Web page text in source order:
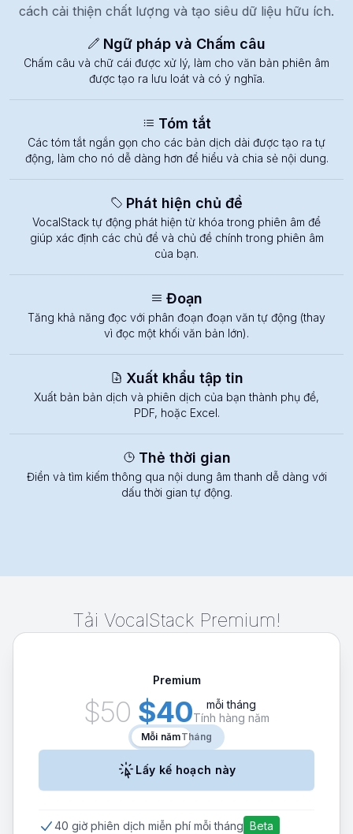
cách cải thiện chất lượng và tạo siêu dữ liệu hữu ích.
Ngữ pháp và Chấm câu
Chấm câu và chữ cái được xử lý, làm cho văn bản phiên âm
được tạo ra lưu loát và có ý nghĩa.
Tóm tắt
Các tóm tắt ngắn gọn cho các bản dịch dài được tạo ra tự
động, làm cho nó dễ dàng hơn để hiểu và chia sẻ nội dung.
Phát hiện chủ đề
VocalStack tự động phát hiện từ khóa trong phiên âm để
giúp xác định các chủ đề và chủ đề chính trong phiên âm
của bạn.
Đoạn
Tăng khả năng đọc với phân đoạn đoạn văn tự động (thay
vì đọc một khối văn bản lớn).
Xuất khẩu tập tin
Xuất bản bản dịch và phiên dịch của bạn thành phụ đề,
PDF, hoặc Excel.
Thẻ thời gian
Điền và tìm kiếm thông qua nội dung âm thanh dễ dàng với
dấu thời gian tự động.
Tải VocalStack Premium!
Premium
$50 $40
mỗi tháng
Tính hàng năm
Mỗi nămTháng
Mỗi năm
Lấy kế hoạch này
40 giờ phiên dịch miễn phí mỗi tháng